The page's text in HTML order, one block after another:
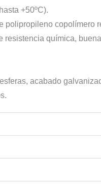
+50ºC).
polipropileno copolímero
química,
acabado